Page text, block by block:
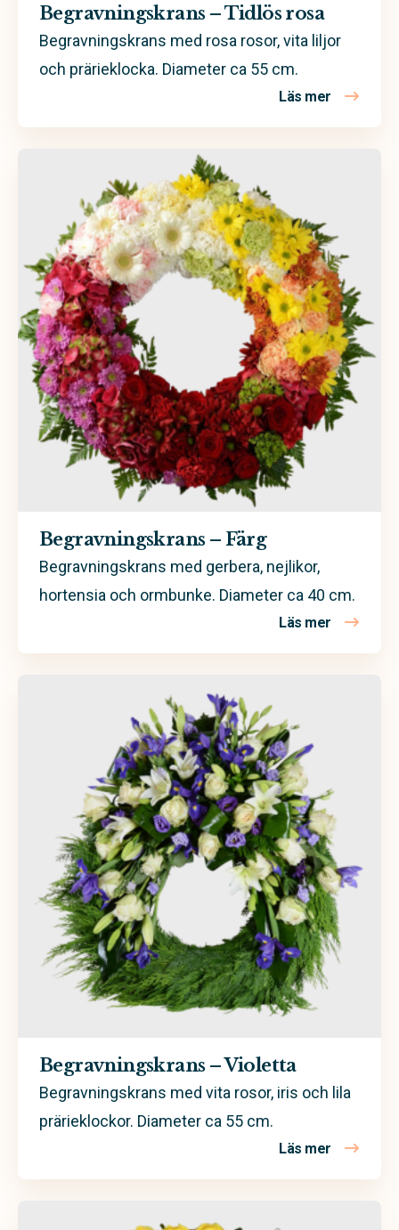
Begravningskrans – Tidlös rosa
Begravningskrans med rosa rosor, vita liljor
och prärieklocka. Diameter ca 55 cm.
Läs mer om
Begravningskrans – Färg
Begravningskrans med gerbera, nejlikor,
hortensia och ormbunke. Diameter ca 40 cm.
Läs mer om
Begravningskrans – Violetta
Begravningskrans med vita rosor, iris och lila
prärieklockor. Diameter ca 55 cm.
Läs mer om